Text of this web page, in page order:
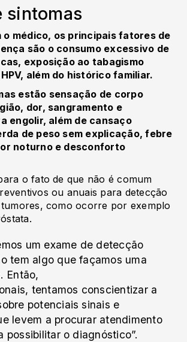
sintomas
o médico, os principais fatores de
são o consumo excessivo de
exposição ao tabagismo
além do histórico familiar.
estão sensação de corpo
dor, sangramento e
engolir, além de cansaço
de peso sem explicação, febre
noturno e desconforto
o fato de que não é comum
ou anuais para detecção
tumores, como ocorre por exemplo
um exame de detecção
tem algo que façamos uma
Então,
tentamos conscientizar a
potenciais sinais e
levem a procurar atendimento
possibilitar o diagnóstico”.